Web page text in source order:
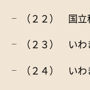
（２２） 国立
（２３） い
（２４） い